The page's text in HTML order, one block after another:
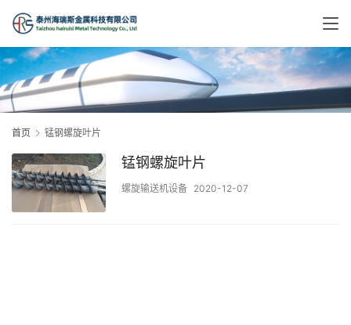
首页 锰钢螺旋叶片
锰钢螺旋叶片
螺旋输送机设备 2020-12-07